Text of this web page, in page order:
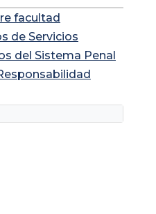
facultad
de Servicios
del Sistema Penal